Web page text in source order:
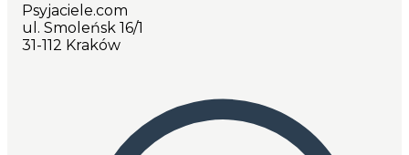
Psyjaciele.com
ul. Smoleńsk 16/1
31-112 Kraków